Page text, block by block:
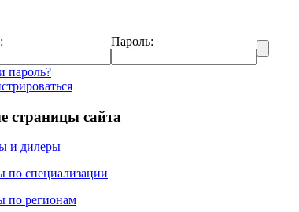
Пароль:
пароль?
страницы сайта
и дилеры
по специализации
по регионам